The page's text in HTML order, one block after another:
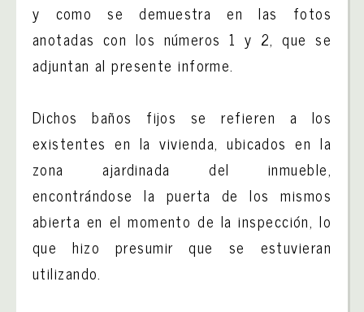
y como se demuestra en las fotos
anotadas con los números 1 y 2, que se
adjuntan al presente informe.
Dichos baños fijos se refieren a los
existentes en la vivienda, ubicados en la
zona ajardinada del inmueble,
encontrándose la puerta de los mismos
abierta en el momento de la inspección, lo
que hizo presumir que se estuvieran
utilizando.